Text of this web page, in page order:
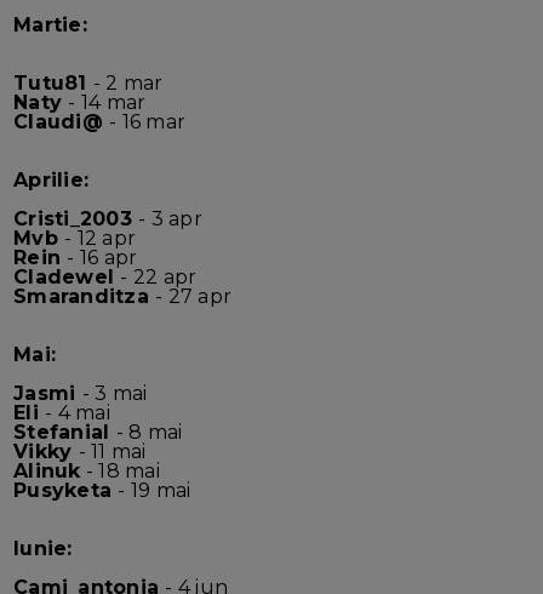
Martie:
Tutu81 - 2 mar
Naty - 14 mar
Claudi@ - 16 mar
Aprilie:
Cristi_2003 - 3 apr
Mvb - 12 apr
Rein - 16 apr
Cladewel - 22 apr
Smaranditza - 27 apr
Mai:
Jasmi - 3 mai
Eli - 4 mai
Stefanial - 8 mai
Vikky - 11 mai
Alinuk - 18 mai
Pusyketa - 19 mai
Iunie:
Cami_antonia - 4 iun